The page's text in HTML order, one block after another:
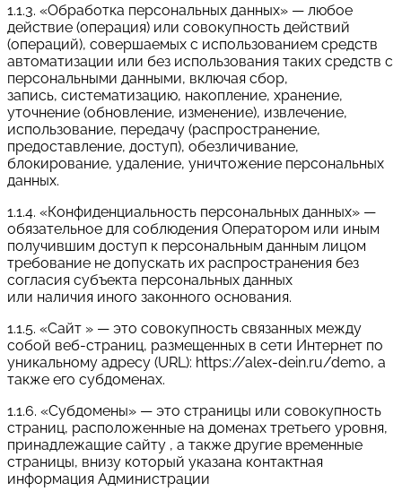
1.1.3. «Обработка персональных данных» — любое
действие (операция) или совокупность действий
(операций), совершаемых с использованием средств
автоматизации или без использования таких средств с
персональными данными, включая сбор,
запись, систематизацию, накопление, хранение,
уточнение (обновление, изменение), извлечение,
использование, передачу (распространение,
предоставление, доступ), обезличивание,
блокирование, удаление, уничтожение персональных
данных.
1.1.4. «Конфиденциальность персональных данных» —
обязательное для соблюдения Оператором или иным
получившим доступ к персональным данным лицом
требование не допускать их распространения без
согласия субъекта персональных данных
или наличия иного законного основания.
1.1.5. «Сайт » — это совокупность связанных между
собой веб-страниц, размещенных в сети Интернет по
уникальному адресу (URL): https://alex-dein.ru/demo, а
также его субдоменах.
1.1.6. «Субдомены» — это страницы или совокупность
страниц, расположенные на доменах третьего уровня,
принадлежащие сайту , а также другие временные
страницы, внизу который указана контактная
информация Администрации